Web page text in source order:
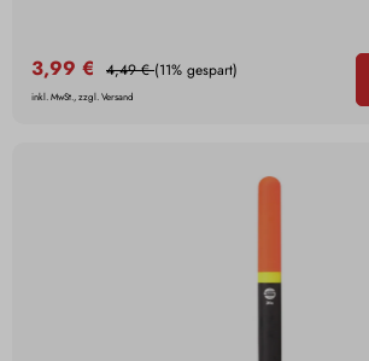
3,99 € 4,49 €(11% gespart)
inkl. MwSt., zzgl. Versand